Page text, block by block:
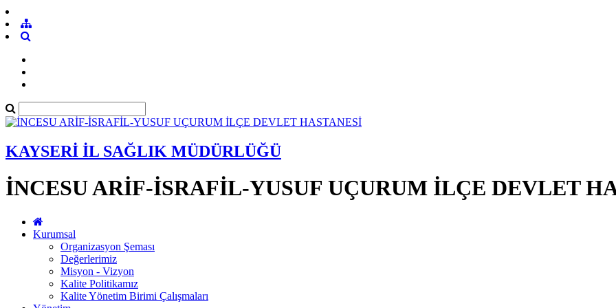
KAYSERİ İL SAĞLIK MÜDÜRLÜĞÜ
İNCESU ARİF-İSRAFİL-YUSUF UÇURUM İLÇE DEVLET
Kurumsal
Organizasyon Şeması
Değerlerimiz
Misyon - Vizyon
Kalite Politikamız
Kalite Yönetim Birimi Çalışmaları